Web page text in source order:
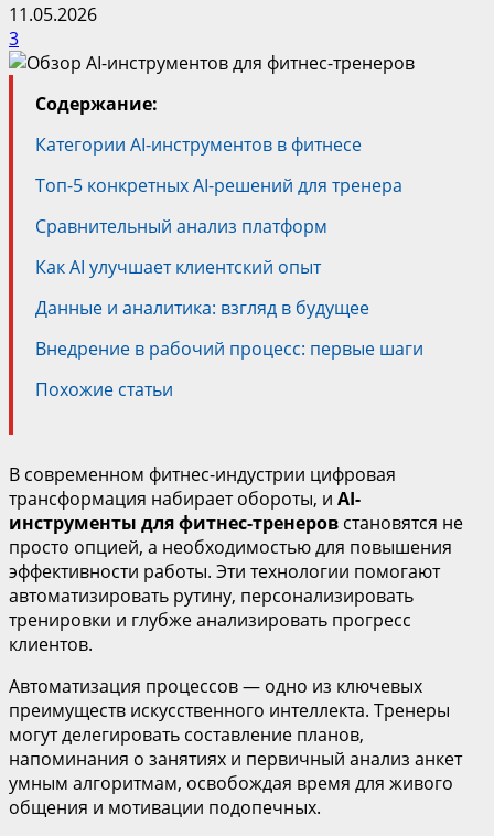
11.05.2026
3
Содержание:
Категории AI-инструментов в фитнесе
Топ-5 конкретных AI-решений для тренера
Сравнительный анализ платформ
Как AI улучшает клиентский опыт
Данные и аналитика: взгляд в будущее
Внедрение в рабочий процесс: первые шаги
Похожие статьи
В современном фитнес-индустрии цифровая
трансформация набирает обороты, и AI-
инструменты для фитнес-тренеров становятся не
просто опцией, а необходимостью для повышения
эффективности работы. Эти технологии помогают
автоматизировать рутину, персонализировать
тренировки и глубже анализировать прогресс
клиентов.
Автоматизация процессов — одно из ключевых
преимуществ искусственного интеллекта. Тренеры
могут делегировать составление планов,
напоминания о занятиях и первичный анализ анкет
умным алгоритмам, освобождая время для живого
общения и мотивации подопечных.